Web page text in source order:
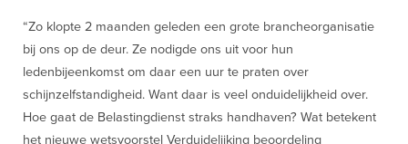
“Zo klopte 2 maanden geleden een grote brancheorganisatie
bij ons op de deur. Ze nodigde ons uit voor hun
ledenbijeenkomst om daar een uur te praten over
schijnzelfstandigheid. Want daar is veel onduidelijkheid over.
Hoe gaat de Belastingdienst straks handhaven? Wat betekent
het nieuwe wetsvoorstel Verduidelijking beoordeling